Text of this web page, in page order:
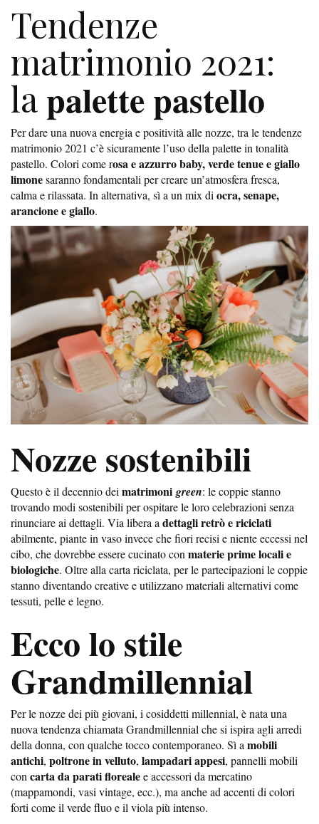
Tendenze
matrimonio 2021:
la palette pastello
Per dare una nuova energia e positività alle nozze, tra le tendenze
matrimonio 2021 c’è sicuramente l’uso della palette in tonalità
pastello. Colori come rosa e azzurro baby, verde tenue e giallo
limonesaranno fondamentali per creare un’atmosfera fresca,
calma e rilassata. In alternativa, sì a un mix di ocra, senape,
arancione e giallo.
Nozze sostenibili
Questo è il decennio dei matrimoni green: le coppie stanno
trovando modi sostenibili per ospitare le loro celebrazioni senza
rinunciare ai dettagli. Via libera a dettagli retrò e riciclati
abilmente, piante in vaso invece che fiori recisi e niente eccessi nel
cibo, che dovrebbe essere cucinato con materie prime locali e
biologiche. Oltre alla carta riciclata, per le partecipazioni le coppie
stanno diventando creative e utilizzano materiali alternativi come
tessuti, pelle e legno.
Ecco lo stile
Grandmillennial
Per le nozze dei più giovani, i cosiddetti millennial, è nata una
nuova tendenza chiamata Grandmillennial che si ispira agli arredi
della donna, con qualche tocco contemporaneo. Sì a mobili
antichi, poltrone in velluto, lampadari appesi, pannelli mobili
con carta da parati florealee accessori da mercatino
(mappamondi, vasi vintage, ecc.), ma anche ad accenti di colori
forti come il verde fluo e il viola più intenso.